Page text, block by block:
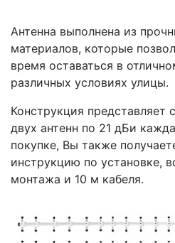
Антенна выполнена из
материалов, которые
время оставаться в
различных условиях улицы.
Конструкция представляет
двух антенн по 21 дБи
покупке, Вы также
инструкцию по установке,
монтажа и 10 м кабеля.